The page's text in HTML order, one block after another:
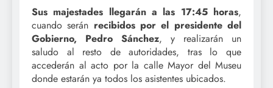
Sus majestades llegarán a las 17:45 horas,
cuando serán recibidos por el presidente del
Gobierno, Pedro Sánchez, y realizarán un
saludo al resto de autoridades, tras lo que
accederán al acto por la calle Mayor del Museu
donde estarán ya todos los asistentes ubicados.